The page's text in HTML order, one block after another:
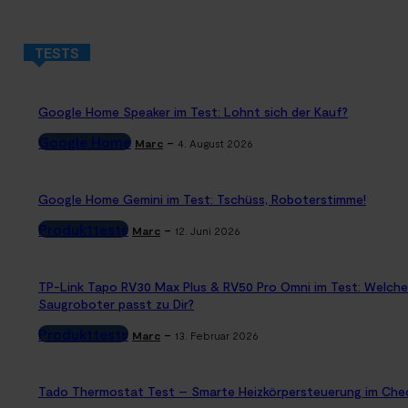
TESTS
Google Home Speaker im Test: Lohnt sich der Kauf?
Google Home Marc - 4. August 2026
Google Home Gemini im Test: Tschüss, Roboterstimme!
Produkttests Marc - 12. Juni 2026
TP-Link Tapo RV30 Max Plus & RV50 Pro Omni im Test:
Saugroboter passt zu Dir?
Produkttests Marc - 13. Februar 2026
Tado Thermostat Test – Smarte Heizkörpersteuerung im